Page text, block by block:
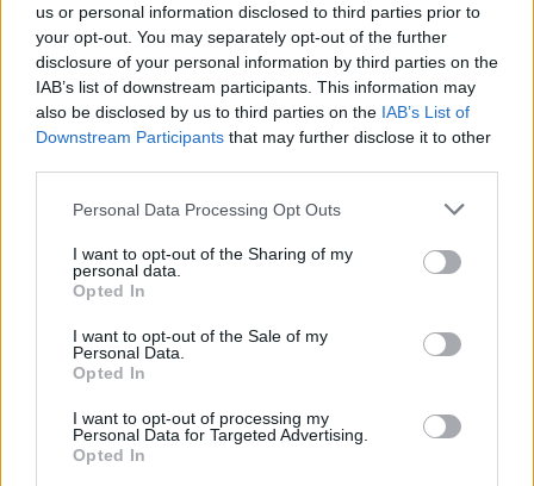
us or personal information disclosed to third parties prior to
your opt-out. You may separately opt-out of the further
disclosure of your personal information by third parties on the
IAB’s list of downstream participants. This information may
also be disclosed by us to third parties on the IAB’s List of
Downstream Participants that may further disclose it to other
Personal Data Processing Opt Outs
I want to opt-out of the Sharing of my
personal data.
Opted In
I want to opt-out of the Sale of my
Personal Data.
Opted In
I want to opt-out of processing my
Personal Data for Targeted Advertising.
Opted In
ΛΣΑ και ΒΕΑ ζητούν παράταση
για την υποχρεωτική ηλεκτρονική
τιμολόγηση – Στο τραπέζι
μετάθεση εφαρμογής για το 2026
03/08/26|15:12
γραμματέα Διαχείρισης
Αποβλήτων για τη διαχείριση του
Γυαλιού πραγματοποίησαν
03/08/26 |14:07
της στο Βερολίνο από τις 26 έως
τις 28 Οκτωβρίου